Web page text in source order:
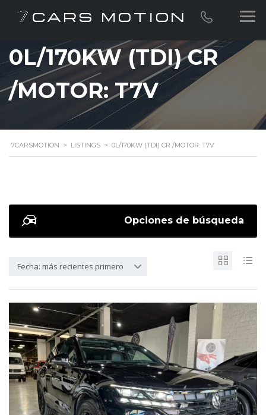
0L/170KW (TDI) CR
/MOTOR: T7V
7CARSMOTION > LISTINGS > 0L/170KW (TDI) CR /MOTOR: T7V
Opciones de búsqueda
Fecha: más recientes primero